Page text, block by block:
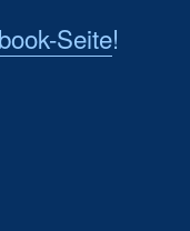
Seite!